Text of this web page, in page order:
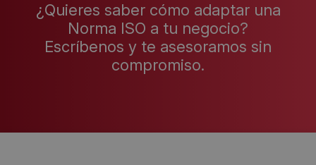
¿Quieres saber cómo adaptar una
Norma ISO a tu negocio?
Escríbenos y te asesoramos sin
compromiso.